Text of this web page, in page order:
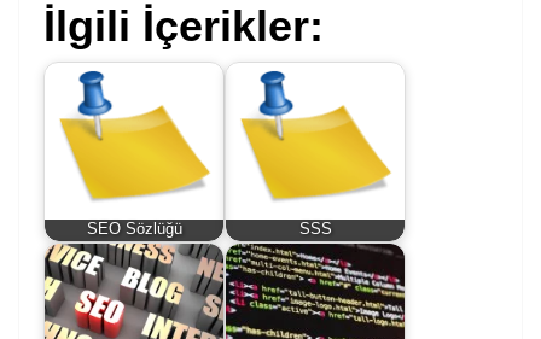
İlgili İçerikler:
SEO Sözlüğü SSS